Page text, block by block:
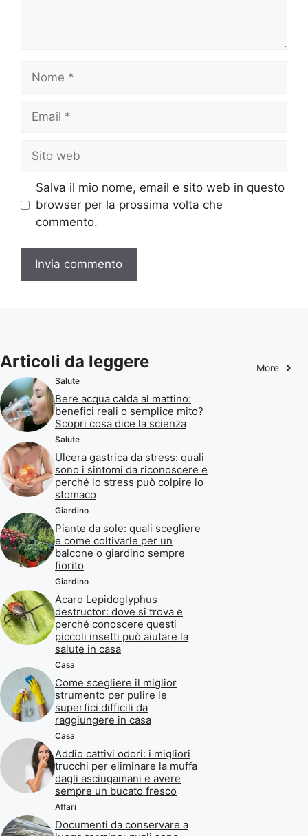
web
Salva il mio nome, email e sito web in questo
browser per la prossima volta che
commento.
Articoli da leggere More
Salute
Bere acqua calda al mattino:
benefici reali o semplice mito?
Scopri cosa dice la scienza
Salute
Ulcera gastrica da stress: quali
sono i sintomi da riconoscere e
perché lo stress può colpire lo
stomaco
Giardino
Piante da sole: quali scegliere
e come coltivarle per un
balcone o giardino sempre
fiorito
Giardino
Acaro Lepidoglyphus
destructor: dove si trova e
perché conoscere questi
piccoli insetti può aiutare la
salute in casa
Casa
Come scegliere il miglior
strumento per pulire le
superfici difficili da
raggiungere in casa
Casa
Addio cattivi odori: i migliori
trucchi per eliminare la muffa
dagli asciugamani e avere
sempre un bucato fresco
Affari
Documenti da conservare a